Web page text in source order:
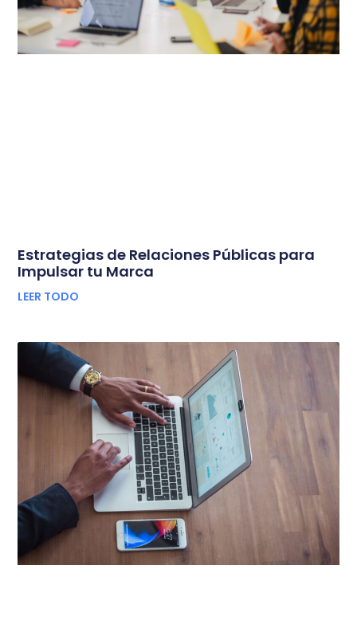
Estrategias de Relaciones Públicas para
Impulsar tu Marca
LEER TODO